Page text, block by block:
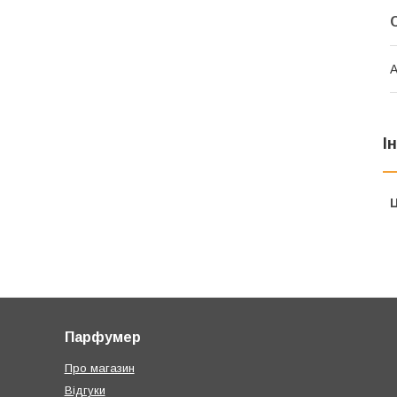
Парфумер
Про магазин
Відгуки